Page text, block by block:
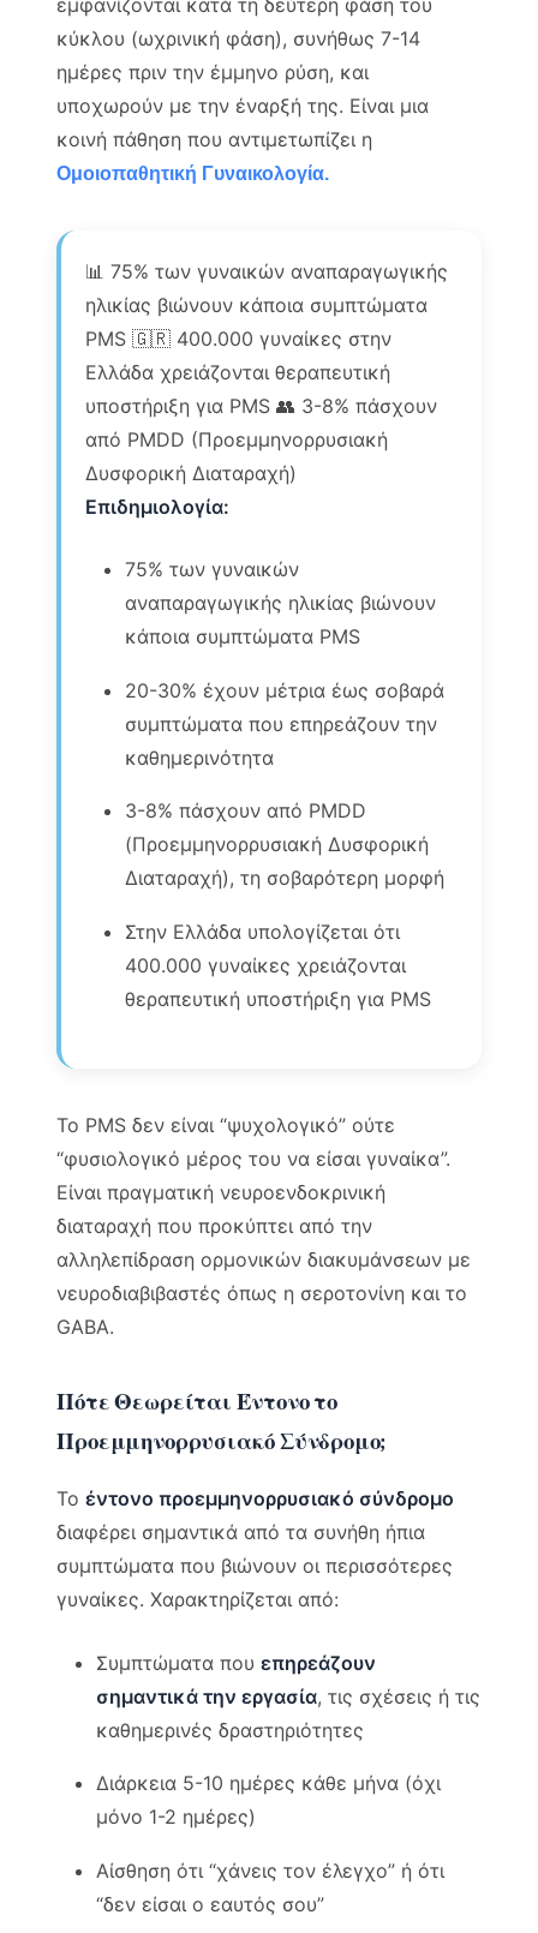
εμφανίζονται κατά τη δεύτερη φάση του
κύκλου (ωχρινική φάση), συνήθως 7-14
ημέρες πριν την έμμηνο ρύση, και
υποχωρούν με την έναρξή της. Είναι μια
κοινή πάθηση που αντιμετωπίζει η
Ομοιοπαθητική Γυναικολογία.
📊 75% των γυναικών αναπαραγωγικής
ηλικίας βιώνουν κάποια συμπτώματα
PMS 🇬🇷 400.000 γυναίκες στην
Ελλάδα χρειάζονται θεραπευτική
υποστήριξη για PMS 👥 3-8% πάσχουν
από PMDD (Προεμμηνορρυσιακή
Δυσφορική Διαταραχή)
Επιδημιολογία:
75% των γυναικών
αναπαραγωγικής ηλικίας βιώνουν
κάποια συμπτώματα PMS
20-30% έχουν μέτρια έως σοβαρά
συμπτώματα που επηρεάζουν την
καθημερινότητα
3-8% πάσχουν από PMDD
(Προεμμηνορρυσιακή Δυσφορική
Διαταραχή), τη σοβαρότερη μορφή
Στην Ελλάδα υπολογίζεται ότι
400.000 γυναίκες χρειάζονται
θεραπευτική υποστήριξη για PMS
Το PMS δεν είναι “ψυχολογικό” ούτε
“φυσιολογικό μέρος του να είσαι γυναίκα”.
Είναι πραγματική νευροενδοκρινική
διαταραχή που προκύπτει από την
αλληλεπίδραση ορμονικών διακυμάνσεων με
νευροδιαβιβαστές όπως η σεροτονίνη και το
GABA.
Πότε Θεωρείται Έντονο το
Προεμμηνορρυσιακό Σύνδρομο;
Τοέντονο προεμμηνορρυσιακό σύνδρομο
διαφέρει σημαντικά από τα συνήθη ήπια
συμπτώματα που βιώνουν οι περισσότερες
γυναίκες. Χαρακτηρίζεται από:
Συμπτώματα πουεπηρεάζουν
σημαντικά την εργασία, τις σχέσεις ή τις
καθημερινές δραστηριότητες
Διάρκεια 5-10 ημέρες κάθε μήνα (όχι
μόνο 1-2 ημέρες)
Αίσθηση ότι “χάνεις τον έλεγχο” ή ότι
“δεν είσαι ο εαυτός σου”